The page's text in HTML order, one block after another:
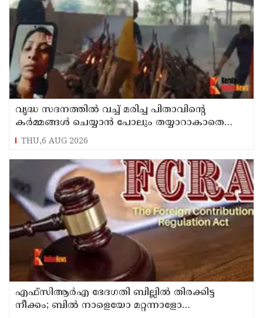
വൃദ്ധ സദനത്തില്‍ വച്ച് മരിച്ച പിതാവിന്റെ
കര്‍മ്മങ്ങള്‍ ചെയ്യാന്‍ പോലും തയ്യാറാകാതെ
മക്കള്‍ ; ചടങ്ങുകള്‍ വീഡിയോ കോളിലൂടെ
ലൈവായി കണ്ടു !
THU,6 AUG 2026
എഫ്‌സിആര്‍എ ഭേദഗതി ബില്ലില്‍ തിരക്കിട്ട
നീക്കം; ബില്‍ നാളെയോ മറ്റന്നാളോ